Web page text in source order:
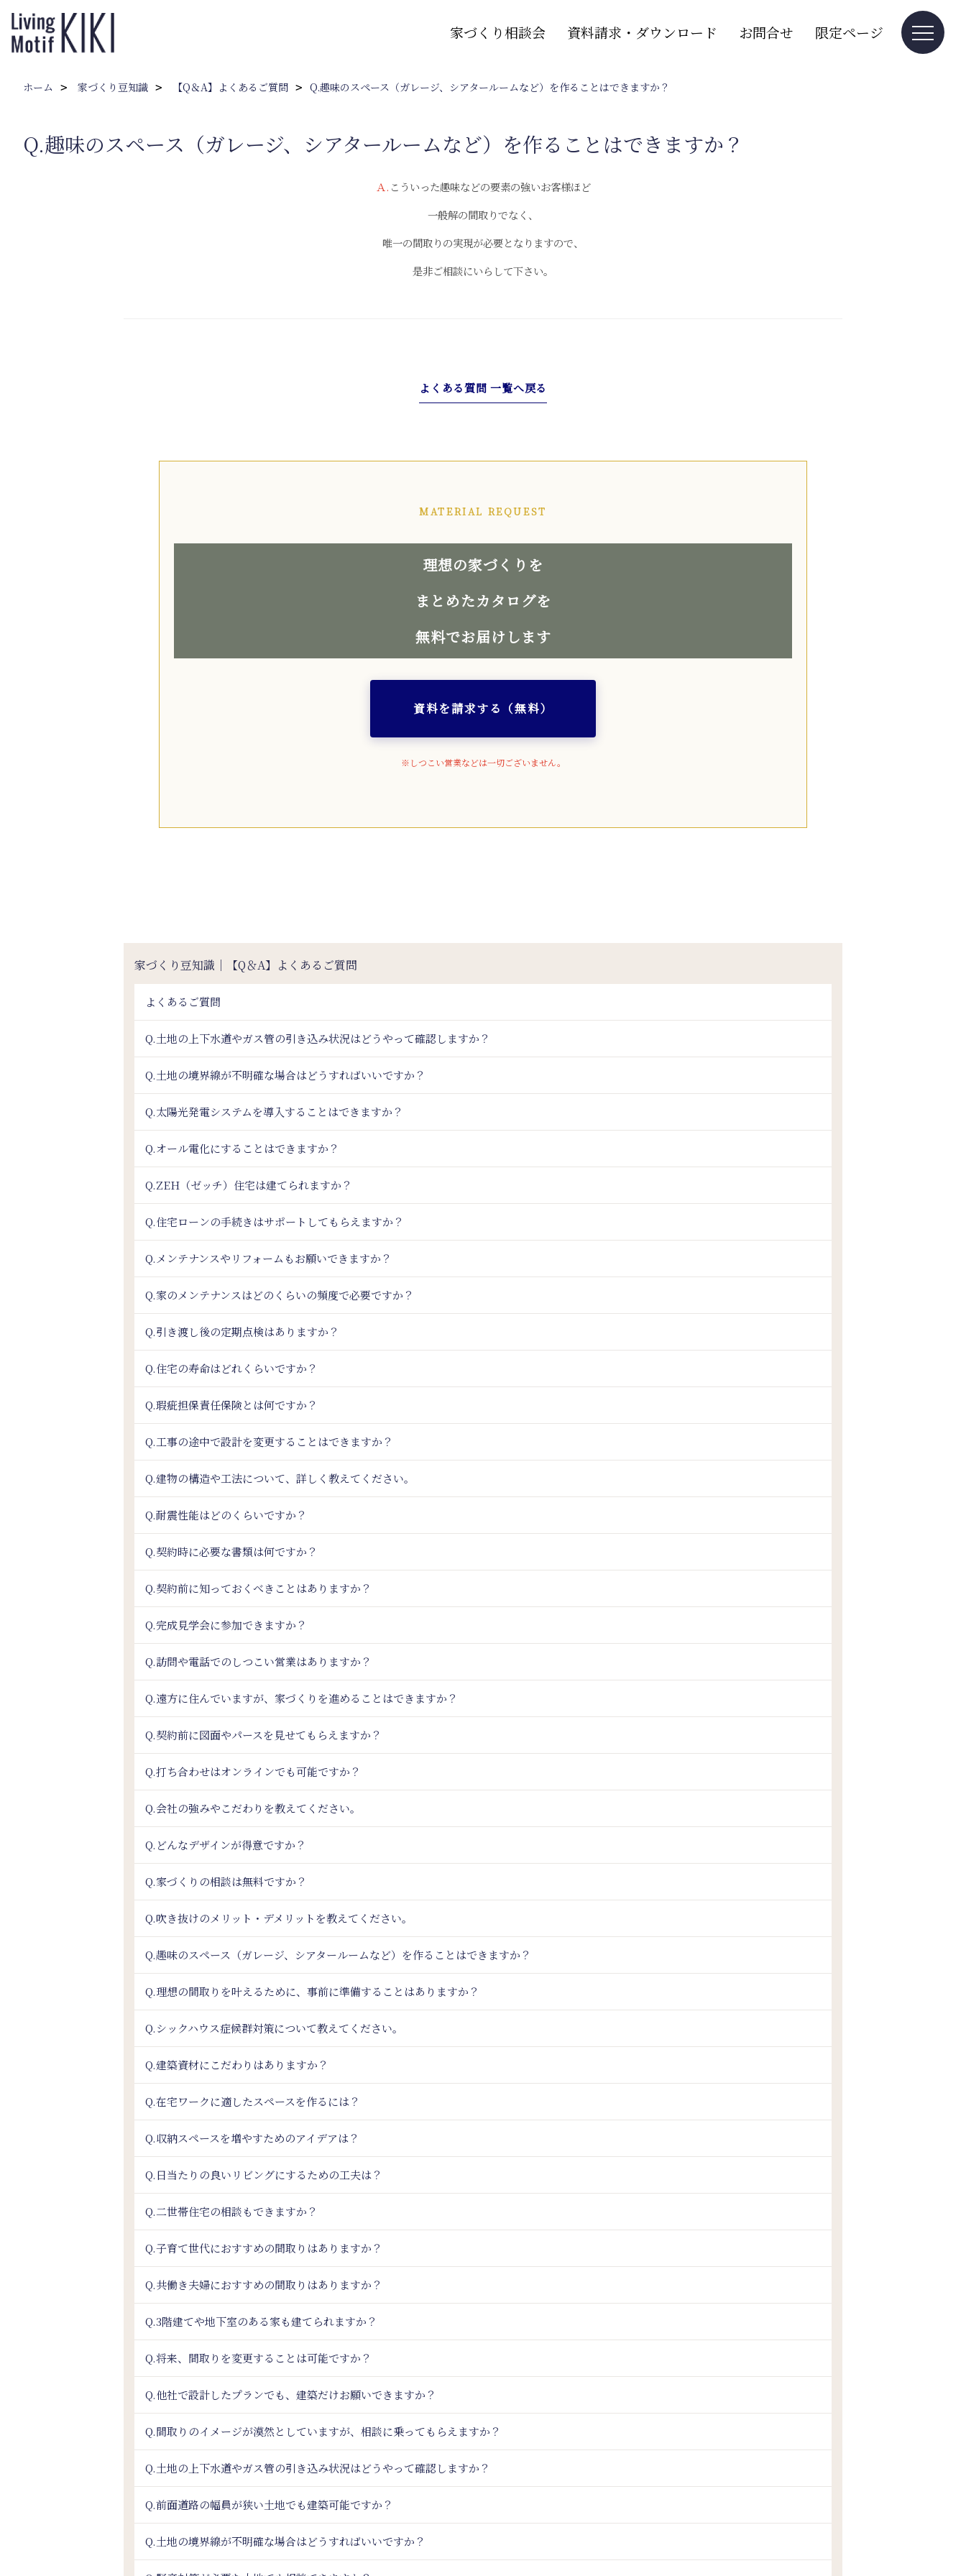
家づくり相談会 資料請求・ダウンロード お問合せ 限定ページ
ホーム 家づくり豆知識 【Q＆A】よくあるご質問 Q.趣味のスペース（ガレージ、シアタールームなど）を作ることはできますか？
Q.趣味のスペース（ガレージ、シアタールームなど）を作ることはできますか？
Ａ. こういった趣味などの要素の強いお客様ほど
一般解の間取りでなく、
唯一の間取りの実現が必要となりますので、
是非ご相談にいらして下さい。
よくある質問 一覧へ戻る
MATERIAL REQUEST
理想の家づくりを
まとめたカタログを
無料でお届けします
資料を請求する（無料）
※しつこい営業などは一切ございません。
家づくり豆知識｜【Q＆A】よくあるご質問
よくあるご質問
Q.土地の上下水道やガス管の引き込み状況はどうやって確認しますか？
Q.土地の境界線が不明確な場合はどうすればいいですか？
Q.太陽光発電システムを導入することはできますか？
Q.オール電化にすることはできますか？
Q.ZEH（ゼッチ）住宅は建てられますか？
Q.住宅ローンの手続きはサポートしてもらえますか？
Q.メンテナンスやリフォームもお願いできますか？
Q.家のメンテナンスはどのくらいの頻度で必要ですか？
Q.引き渡し後の定期点検はありますか？
Q.住宅の寿命はどれくらいですか？
Q.瑕疵担保責任保険とは何ですか？
Q.工事の途中で設計を変更することはできますか？
Q.建物の構造や工法について、詳しく教えてください。
Q.耐震性能はどのくらいですか？
Q.契約時に必要な書類は何ですか？
Q.契約前に知っておくべきことはありますか？
Q.完成見学会に参加できますか？
Q.訪問や電話でのしつこい営業はありますか？
Q.遠方に住んでいますが、家づくりを進めることはできますか？
Q.契約前に図面やパースを見せてもらえますか？
Q.打ち合わせはオンラインでも可能ですか？
Q.会社の強みやこだわりを教えてください。
Q.どんなデザインが得意ですか？
Q.家づくりの相談は無料ですか？
Q.吹き抜けのメリット・デメリットを教えてください。
Q.趣味のスペース（ガレージ、シアタールームなど）を作ることはできますか？
Q.理想の間取りを叶えるために、事前に準備することはありますか？
Q.シックハウス症候群対策について教えてください。
Q.建築資材にこだわりはありますか？
Q.在宅ワークに適したスペースを作るには？
Q.収納スペースを増やすためのアイデアは？
Q.日当たりの良いリビングにするための工夫は？
Q.二世帯住宅の相談もできますか？
Q.子育て世代におすすめの間取りはありますか？
Q.共働き夫婦におすすめの間取りはありますか？
Q.3階建てや地下室のある家も建てられますか？
Q.将来、間取りを変更することは可能ですか？
Q.他社で設計したプランでも、建築だけお願いできますか？
Q.間取りのイメージが漠然としていますが、相談に乗ってもらえますか？
Q.土地の上下水道やガス管の引き込み状況はどうやって確認しますか？
Q.前面道路の幅員が狭い土地でも建築可能ですか？
Q.土地の境界線が不明確な場合はどうすればいいですか？